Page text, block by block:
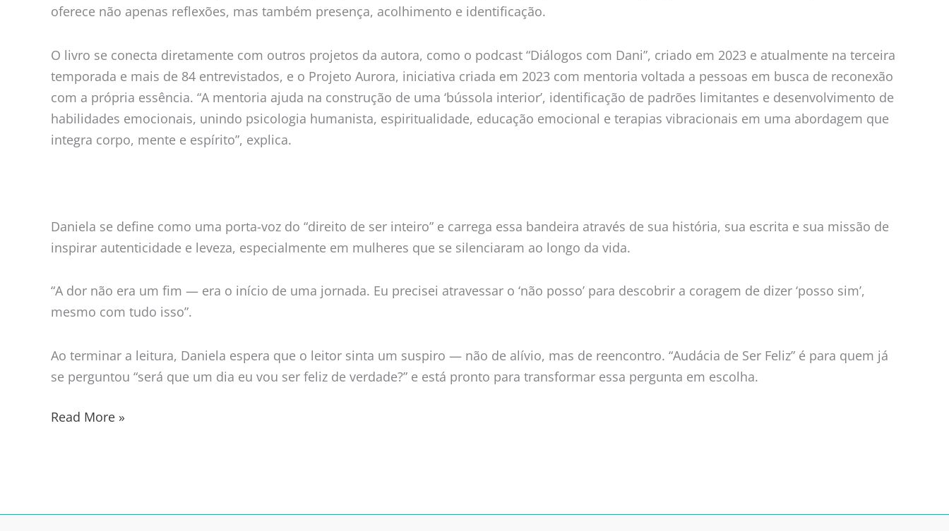
oferece não apenas reflexões, mas também presença, acolhimento e identificação.
O livro se conecta diretamente com outros projetos da autora, como o podcast “Diálogos com Dani”, criado em 2023 e atualmente na terceira
temporada e mais de 84 entrevistados, e o Projeto Aurora, iniciativa criada em 2023 com mentoria voltada a pessoas em busca de reconexão
com a própria essência. “A mentoria ajuda na construção de uma ‘bússola interior’, identificação de padrões limitantes e desenvolvimento de
habilidades emocionais, unindo psicologia humanista, espiritualidade, educação emocional e terapias vibracionais em uma abordagem que
integra corpo, mente e espírito”, explica.
Daniela se define como uma porta-voz do “direito de ser inteiro” e carrega essa bandeira através de sua história, sua escrita e sua missão de
inspirar autenticidade e leveza, especialmente em mulheres que se silenciaram ao longo da vida.
“A dor não era um fim — era o início de uma jornada. Eu precisei atravessar o ‘não posso’ para descobrir a coragem de dizer ‘posso sim’,
mesmo com tudo isso”.
Ao terminar a leitura, Daniela espera que o leitor sinta um suspiro — não de alívio, mas de reencontro. “Audácia de Ser Feliz” é para quem já
se perguntou “será que um dia eu vou ser feliz de verdade?” e está pronto para transformar essa pergunta em escolha.
Read More »